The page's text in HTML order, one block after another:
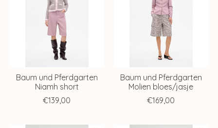
Baum und Pferdgarten
Niamh short
€139,00
Baum und Pferdgarten
Molien bloes/jasje
€169,00